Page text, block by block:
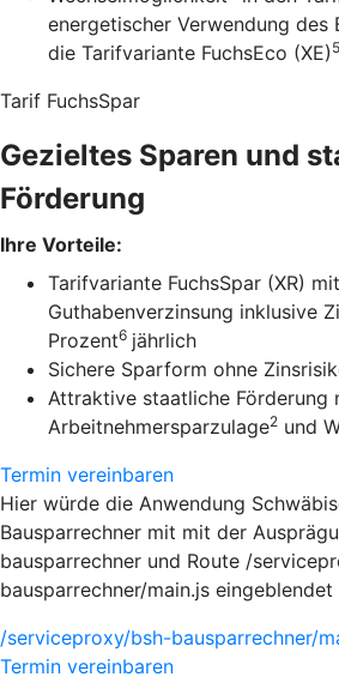
energetischer Verwendung des
die Tarifvariante FuchsEco (XE) 5
Tarif FuchsSpar
Gezieltes Sparen und
Förderung
Ihre Vorteile:
Tarifvariante FuchsSpar (XR)
Guthabenverzinsung inklusive
Prozent6 jährlich
Sichere Sparform ohne
Attraktive staatliche Förderung
Arbeitnehmersparzulage2 und
Termin vereinbaren
Hier würde die Anwendung
Bausparrechner mit mit der
bausparrechner und Route /
bausparrechner/main.js eingeblendet
/serviceproxy/bsh-bausparrechner/
Termin vereinbaren